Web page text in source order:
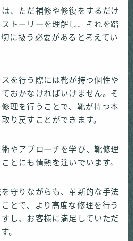
、ただ補修や修復をするだけ
トーリーを理解し、それを踏
に扱う必要があると考えてい
を行う際には靴が持つ個性や
おかなければいけません。そ
理を行うことで、靴が持つ本
り戻すことができます。
やアプローチを学び、靴修理
とにも情熱を注いでいます。
守りながらも、革新的な手法
とで、より高度な修理を行う
し、お客様に満足していただ
。